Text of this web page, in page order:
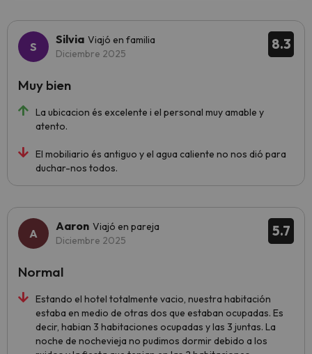
8.3
Silvia Viajó en familia
Diciembre 2025
La ubicacion és excelente i el personal muy amable y
atento.
El mobiliario és antiguo y el agua caliente no nos dió para
duchar-nos todos.
Muy bien
5.7
Aaron Viajó en pareja
Diciembre 2025
Estando el hotel totalmente vacio, nuestra habitación
estaba en medio de otras dos que estaban ocupadas. Es
decir, habian 3 habitaciones ocupadas y las 3 juntas. La
noche de nochevieja no pudimos dormir debido a los
Normal